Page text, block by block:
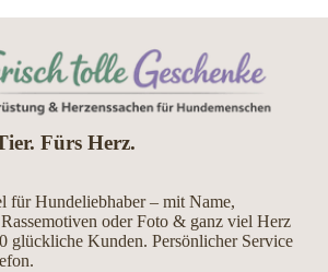
Fürs Herz.
für Hundeliebhaber – mit Name,
oder Foto & ganz viel Herz
glückliche Kunden. Persönlicher Service